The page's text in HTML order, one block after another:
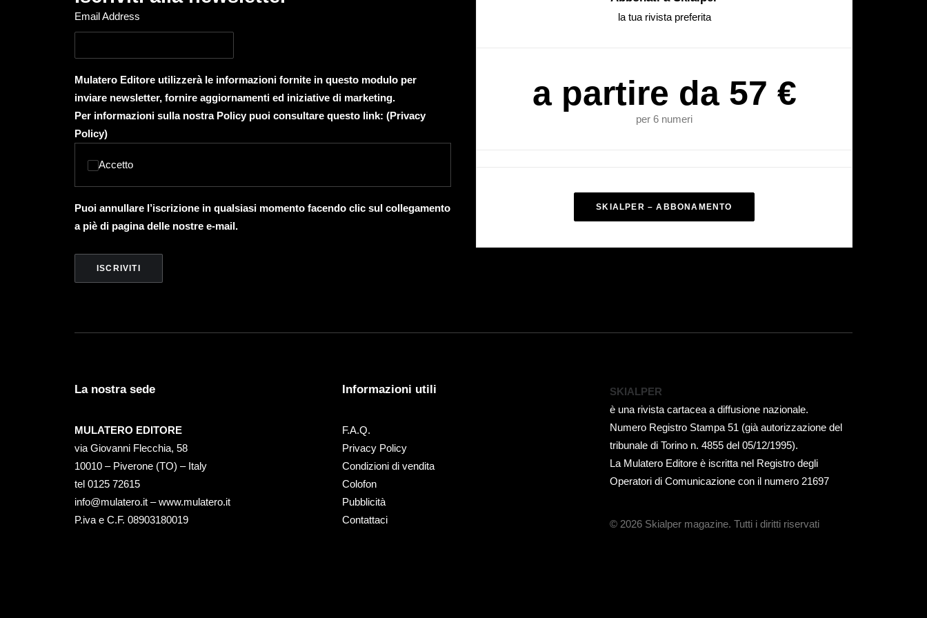
Email Address
Mulatero Editore utilizzerà le informazioni fornite in questo modulo per
inviare newsletter, fornire aggiornamenti ed iniziative di marketing.
Per informazioni sulla nostra Policy puoi consultare questo link: (Privacy
Policy)
Accetto
Puoi annullare l’iscrizione in qualsiasi momento facendo clic sul collegamento
a piè di pagina delle nostre e-mail.
la tua rivista preferita
a partire da 57 €
per 6 numeri
SKIALPER – ABBONAMENTO
La nostra sede
MULATERO EDITORE
via Giovanni Flecchia, 58
10010 – Piverone (TO) – Italy
tel ‭0125 72615‬
info@mulatero.it –www.mulatero.it
P.iva e C.F. 08903180019
Informazioni utili
F.A.Q.
Privacy Policy
Condizioni di vendita
Colofon
Pubblicità
Contattaci
SKIALPER
è una rivista cartacea a diffusione nazionale.
Numero Registro Stampa 51 (già autorizzazione del
tribunale di Torino n. 4855 del 05/12/1995).
La Mulatero Editore è iscritta nel Registro degli
Operatori di Comunicazione con il numero 21697
© 2026 Skialper magazine. Tutti i diritti riservati